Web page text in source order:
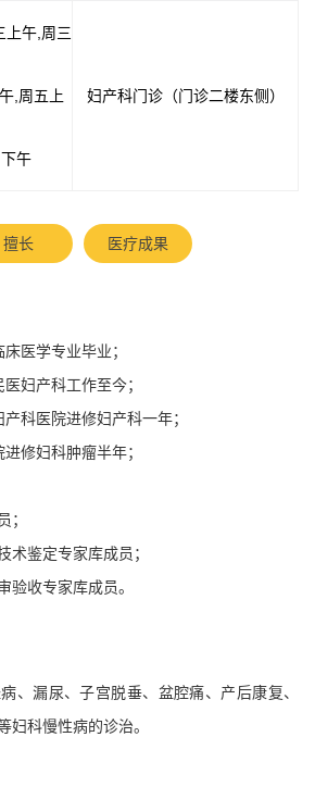
上午,周三
,周五上
午
妇产科门诊（门诊二楼东侧）
擅长 医疗成果
医学专业毕业；
妇产科工作至今；
科医院进修妇产科一年；
修妇科肿瘤半年；
；
术鉴定专家库成员；
验收专家库成员。
、漏尿、子宫脱垂、盆腔痛、产后康复、
妇科慢性病的诊治。